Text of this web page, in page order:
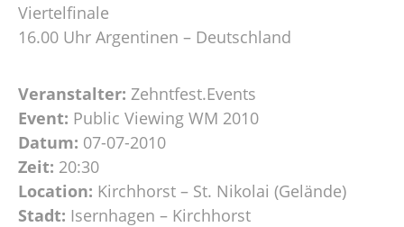
Viertelfinale
16.00 Uhr Argentinen – Deutschland
Veranstalter: Zehntfest.Events
Event: Public Viewing WM 2010
Datum: 07-07-2010
Zeit: 20:30
Location: Kirchhorst – St. Nikolai (Gelände)
Stadt: Isernhagen – Kirchhorst